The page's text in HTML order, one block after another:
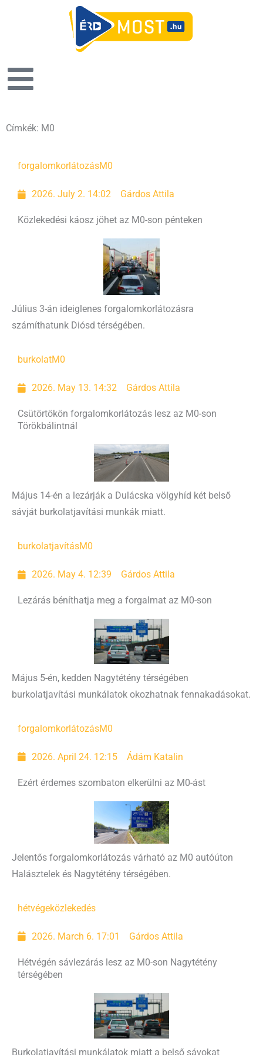
Címkék: M0
forgalomkorlátozásM0
2026. July 2. 14:02 Gárdos Attila
Közlekedési káosz jöhet az M0-son pénteken
Július 3-án ideiglenes forgalomkorlátozásra
számíthatunk Diósd térségében.
burkolatM0
2026. May 13. 14:32 Gárdos Attila
Csütörtökön forgalomkorlátozás lesz az M0-son
Törökbálintnál
Május 14-én a lezárják a Dulácska völgyhíd két belső
sávját burkolatjavítási munkák miatt.
burkolatjavításM0
2026. May 4. 12:39 Gárdos Attila
Lezárás béníthatja meg a forgalmat az M0-son
Május 5-én, kedden Nagytétény térségében
burkolatjavítási munkálatok okozhatnak fennakadásokat.
forgalomkorlátozásM0
2026. April 24. 12:15 Ádám Katalin
Ezért érdemes szombaton elkerülni az M0-ást
Jelentős forgalomkorlátozás várható az M0 autóúton
Halásztelek és Nagytétény térségében.
hétvégeközlekedés
2026. March 6. 17:01 Gárdos Attila
Hétvégén sávlezárás lesz az M0-son Nagytétény
térségében
Burkolatjavítási munkálatok miatt a belső sávokat